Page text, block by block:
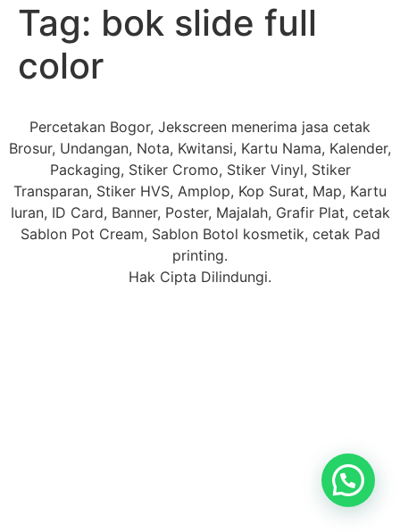
Tag: bok slide full
color
Percetakan Bogor, Jekscreen menerima jasa cetak
Brosur, Undangan, Nota, Kwitansi, Kartu Nama, Kalender,
Packaging, Stiker Cromo, Stiker Vinyl, Stiker
Transparan, Stiker HVS, Amplop, Kop Surat, Map, Kartu
Iuran, ID Card, Banner, Poster, Majalah, Grafir Plat, cetak
Sablon Pot Cream, Sablon Botol kosmetik, cetak Pad
printing.
Hak Cipta Dilindungi.